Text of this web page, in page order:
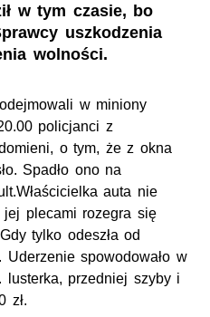
w tym czasie, bo
uszkodzenia
wolności.
w miniony
policjanci z
o tym, że z okna
Spadło ono na
auta nie
jej plecami rozegra się
tylko odeszła od
Uderzenie spowodowało w
lusterka, przedniej szyby i
zł.